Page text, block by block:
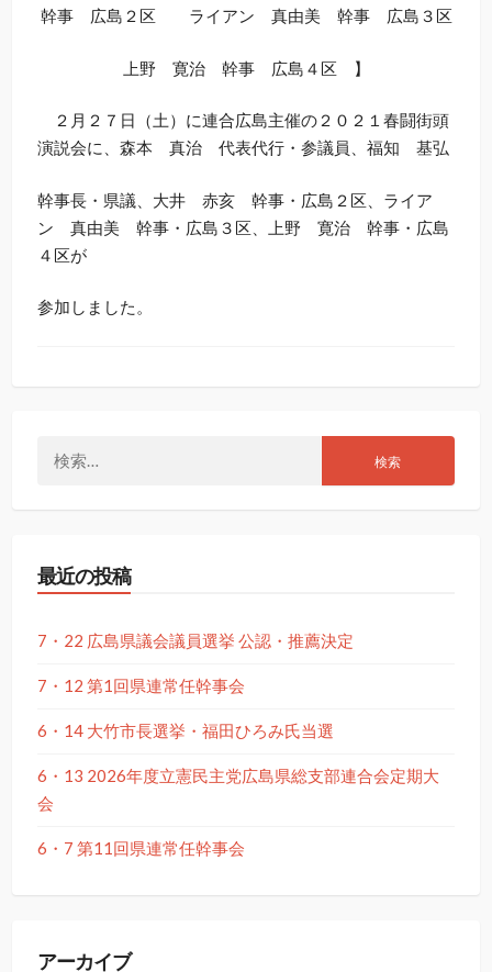
幹事 広島２区 ライアン 真由美 幹事 広島３区
上野 寛治 幹事 広島４区 】
２月２７日（土）に連合広島主催の２０２１春闘街頭
演説会に、森本 真治 代表代行・参議員、福知 基弘
幹事長・県議、大井 赤亥 幹事・広島２区、ライア
ン 真由美 幹事・広島３区、上野 寛治 幹事・広島
４区が
参加しました。
最近の投稿
7・22 広島県議会議員選挙 公認・推薦決定
7・12 第1回県連常任幹事会
6・14 大竹市長選挙・福田ひろみ氏当選
6・13 2026年度立憲民主党広島県総支部連合会定期大
会
6・7 第11回県連常任幹事会
アーカイブ